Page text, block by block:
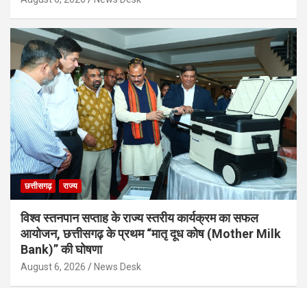
छत्तीसगढ़ राज्य
विश्व स्तनपान सप्ताह के राज्य स्तरीय कार्यक्रम का सफल
आयोजन, छत्तीसगढ़ के प्रथम “मातृ दूध कोष (Mother Milk
Bank)” की घोषणा
August 6, 2026 News Desk